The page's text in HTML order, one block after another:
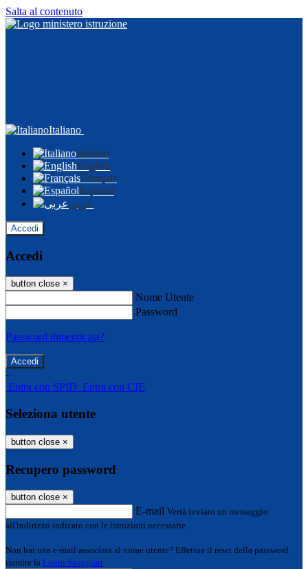
Salta al contenuto
Italiano
Italiano
English
Français
Español
عربى
Accedi
Accedi
button close ×
Nome Utente
Password
Password dimenticata?
-
Entra con SPID Entra con CIE
Seleziona utente
button close ×
Recupero password
button close ×
E-mail Verrà inviato un messaggio
all'indirizzo indicato con le istruzioni necessarie.
Non hai una e-mail associata al nome utente? Effettua il reset della password
tramite la Login Spaggiari